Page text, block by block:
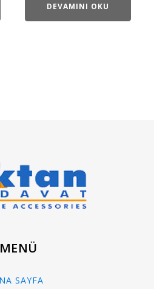
DEVAMINI OKU
MENÜ
SAYFA